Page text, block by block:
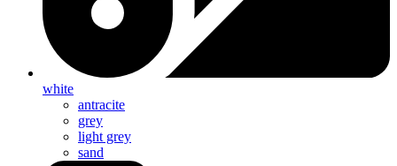
white
antracite
grey
light grey
sand